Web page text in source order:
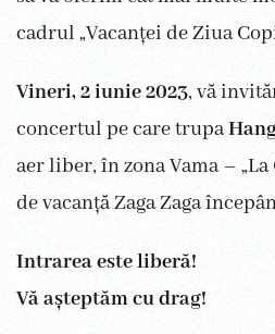
cadrul „Vacanței de Ziua
Vineri, 2 iunie 2023, vă
concertul pe care trupa
aer liber, în zona Vama –
de vacanță Zaga Zaga
Intrarea este liberă!
Vă așteptăm cu drag!